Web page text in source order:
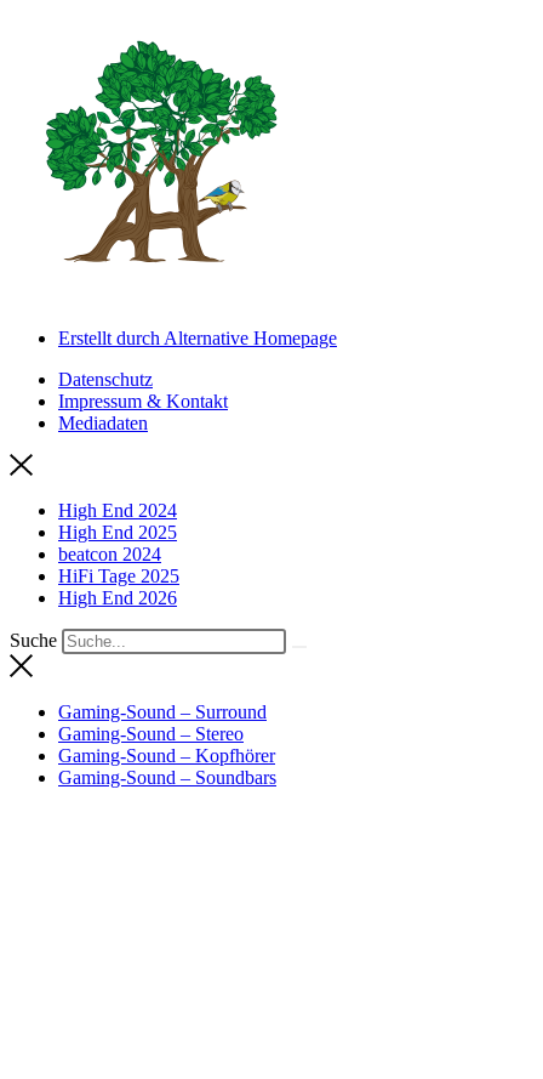
Erstellt durch Alternative Homepage
Datenschutz
Impressum & Kontakt
Mediadaten
High End 2024
High End 2025
beatcon 2024
HiFi Tage 2025
High End 2026
Suche
Gaming-Sound – Surround
Gaming-Sound – Stereo
Gaming-Sound – Kopfhörer
Gaming-Sound – Soundbars